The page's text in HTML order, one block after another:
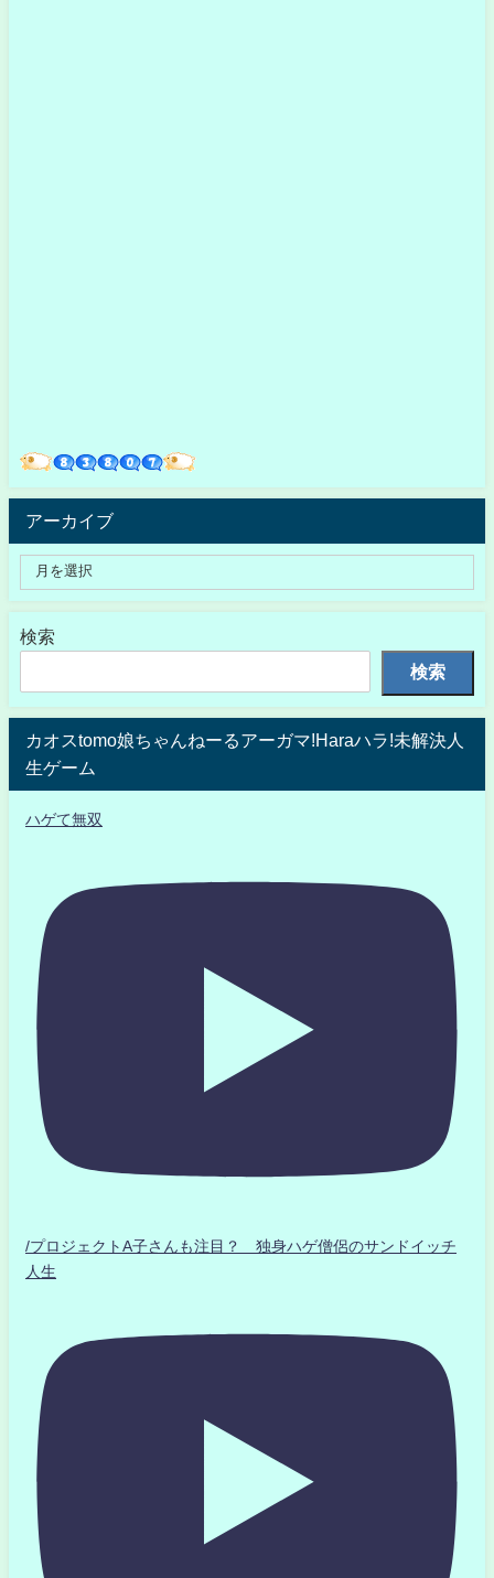
アーカイブ
検索
検索
カオスtomo娘ちゃんねーるアーガマ!Haraハラ!未解決人
生ゲーム
ハゲて無双
/プロジェクトA子さんも注目？ 独身ハゲ僧侶のサンドイッチ
人生